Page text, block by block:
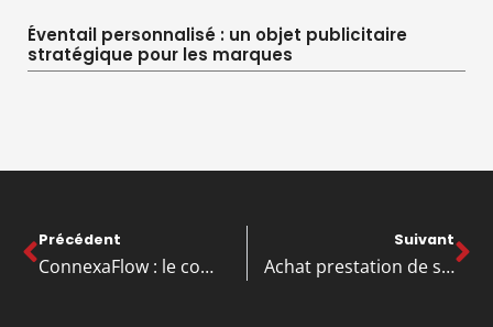
Éventail personnalisé : un objet publicitaire
stratégique pour les marques
Précédent
ConnexaFlow : le comparatif des intégrations, de la sécurité et du ROI
Suivant
Achat prestation de service : le compte à utiliser entre 604 et 611 ?